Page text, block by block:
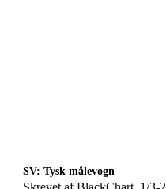
SV: Tysk målevogn